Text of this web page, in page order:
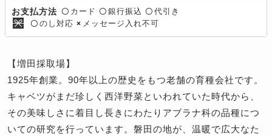
お支払方法 〇 カード 〇 銀行振込 〇 代引き
〇 のし対応 × メッセージ入れ不可
【増田採取場】
1925年創業。90年以上の歴史をもつ老舗の育種会社です。
キャベツがまだ珍しく西洋野菜といわれていた時代から、
その美味しさに着目し長きにわたりアブラナ科の品種につ
いての研究を行っています。磐田の地が、温暖で広大なた